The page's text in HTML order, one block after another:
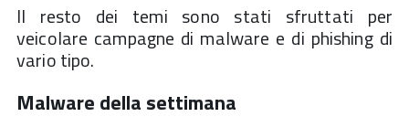
Il resto dei temi sono stati sfruttati per
veicolare campagne di malware e di phishing di
vario tipo.
Malware della settimana